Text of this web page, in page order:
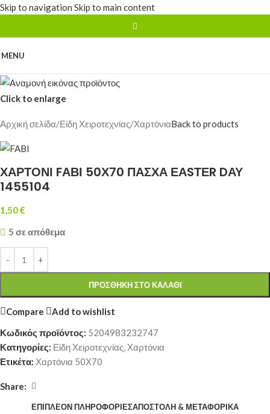
Skip to navigation Skip to main content
MENU
Click to enlarge
Αρχική σελίδα/Είδη Χειροτεχνίας/ΧαρτόνιαBack to products
ΧΑΡΤΟΝΙ FΑΒΙ 50Χ70 ΠΑΣΧΑ ΕΑSΤΕR DΑΥ
1455104
1,50€
5 σε απόθεμα
ΠΡΟΣΘΉΚΗ ΣΤΟ ΚΑΛΆΘΙ
Compare
Add to wishlist
Κωδικός προϊόντος: 5204983232747
Κατηγορίες: Είδη Χειροτεχνίας, Χαρτόνια
Ετικέτα: Χαρτόνια 50Χ70
Share:
ΕΠΙΠΛΈΟΝ ΠΛΗΡΟΦΟΡΊΕΣΑΠΟΣΤΟΛΉ & ΜΕΤΑΦΟΡΙΚΆ